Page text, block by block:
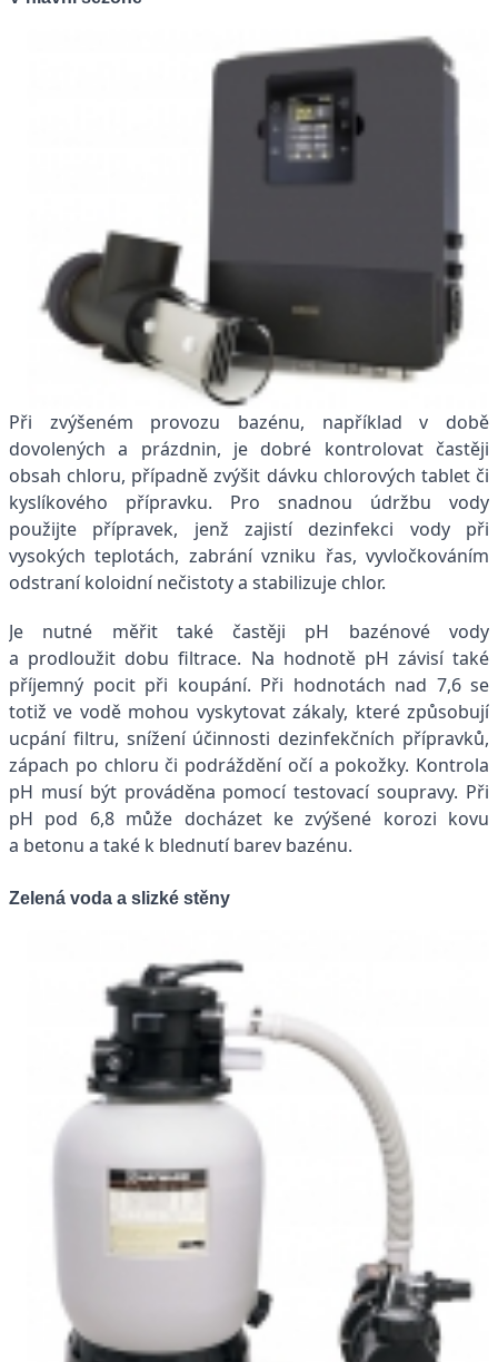
Při zvýšeném provozu bazénu, například v době
dovolených a prázdnin, je dobré kontrolovat častěji
obsah chloru, případně zvýšit dávku chlorových tablet či
kyslíkového přípravku. Pro snadnou údržbu vody
použijte přípravek, jenž zajistí dezinfekci vody při
vysokých teplotách, zabrání vzniku řas, vyvločkováním
odstraní koloidní nečistoty a stabilizuje chlor.
Je nutné měřit také častěji pH bazénové vody
a prodloužit dobu filtrace. Na hodnotě pH závisí také
příjemný pocit při koupání. Při hodnotách nad 7,6 se
totiž ve vodě mohou vyskytovat zákaly, které způsobují
ucpání filtru, snížení účinnosti dezinfekčních přípravků,
zápach po chloru či podráždění očí a pokožky. Kontrola
pH musí být prováděna pomocí testovací soupravy. Při
pH pod 6,8 může docházet ke zvýšené korozi kovu
a betonu a také k blednutí barev bazénu.
Zelená voda a slizké stěny